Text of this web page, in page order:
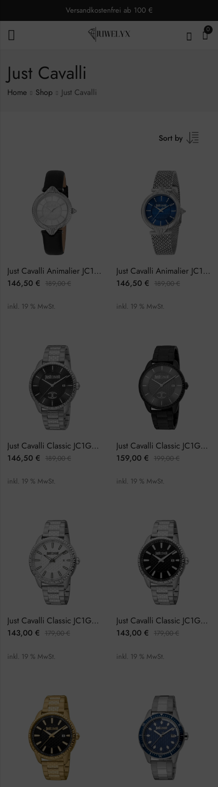
Versandkostenfrei ab 100 €
0
Just Cavalli
Home Shop Just Cavalli
Sort by
Just Cavalli Animalier JC1L237L0015 Damenuhr
146,50 € 189,00€
inkl. 19 % MwSt.
Just Cavalli Animalier JC1L237M0045 Damenuhr
146,50 € 189,00€
inkl. 19 % MwSt.
Just Cavalli Classic JC1G176M0055 Herrenuhr
146,50 € 189,00€
inkl. 19 % MwSt.
Just Cavalli Classic JC1G176M0065 Herrenuhr
159,00 € 199,00€
inkl. 19 % MwSt.
Just Cavalli Classic JC1G176M0145 Herrenuhr
143,00 € 179,00€
inkl. 19 % MwSt.
Just Cavalli Classic JC1G176M0155 Herrenuhr
143,00 € 179,00€
inkl. 19 % MwSt.